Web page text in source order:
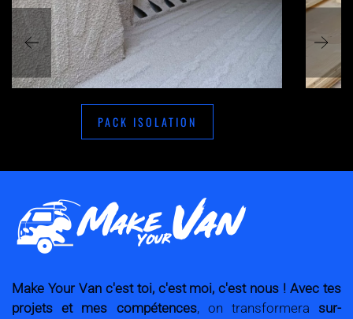
PACK ISOLATION
Make Your Van c'est toi, c'est moi, c'est nous ! Avec tes
projets et mes compétences, on transformera sur-